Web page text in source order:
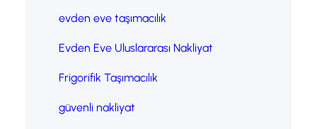
evden eve taşımacılık
Evden Eve Uluslararası Nakliyat
Frigorifik Taşımacılık
güvenli nakliyat